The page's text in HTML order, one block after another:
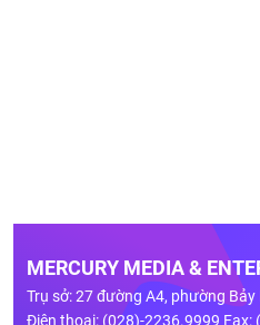
MERCURY MEDIA &
Trụ sở: 27 đường A4, phường
Điện thoại: (028)-2236.9999 Fax: